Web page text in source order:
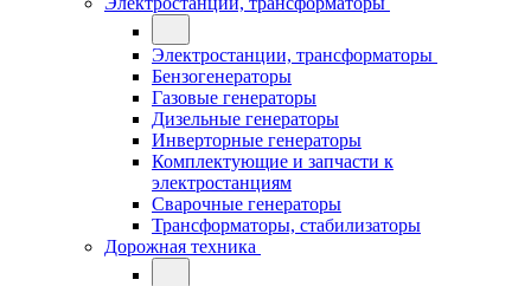
Электростанции, трансформаторы
Бензогенераторы
Газовые генераторы
Дизельные генераторы
Инверторные генераторы
Комплектующие и запчасти к
электростанциям
Сварочные генераторы
Трансформаторы, стабилизаторы
Дорожная техника